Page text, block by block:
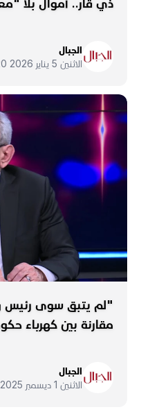
ذي قار.. أموال بلا
الجبال
الاثنين 5 يناير 2026 12:20 م
"لم يتبق سوى رئيس
مقارنة بين كهرباء
الجبال
الاثنين 1 ديسمبر 2025 12:48 ص